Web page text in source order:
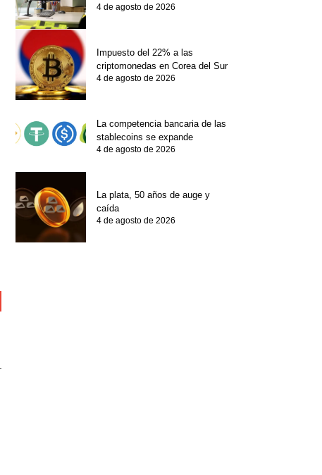
4 de agosto de 2026
Impuesto del 22% a las
criptomonedas en Corea del Sur
4 de agosto de 2026
La competencia bancaria de las
stablecoins se expande
4 de agosto de 2026
La plata, 50 años de auge y
caída
4 de agosto de 2026